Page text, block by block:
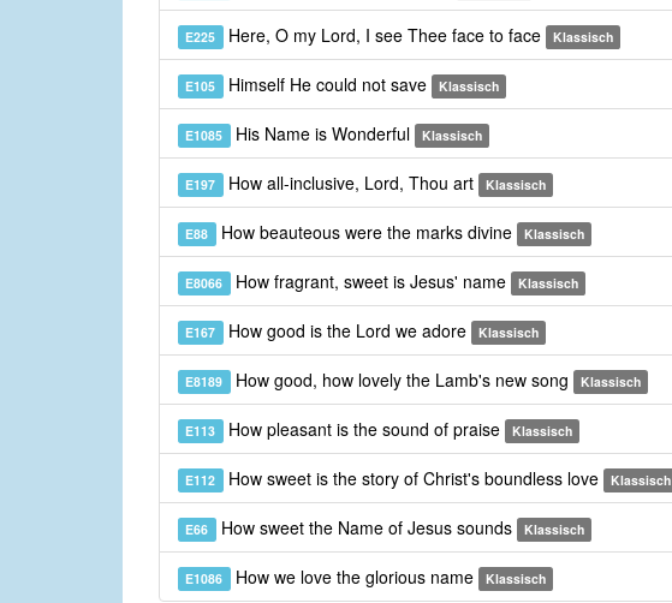
E225 Here, O my Lord, I see Thee face to face Klassisch
E105 Himself He could not save Klassisch
E1085 His Name is Wonderful Klassisch
E197 How all-inclusive, Lord, Thou art Klassisch
E88 How beauteous were the marks divine Klassisch
E8066 How fragrant, sweet is Jesus' name Klassisch
E167 How good is the Lord we adore Klassisch
E8189 How good, how lovely the Lamb's new song Klassisch
E113 How pleasant is the sound of praise Klassisch
E112 How sweet is the story of Christ's boundless love Klassisch
E66 How sweet the Name of Jesus sounds Klassisch
E1086 How we love the glorious name Klassisch